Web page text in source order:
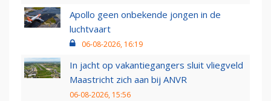
Apollo geen onbekende jongen in de
luchtvaart
06-08-2026, 16:19
In jacht op vakantiegangers sluit vliegveld
Maastricht zich aan bij ANVR
06-08-2026, 15:56